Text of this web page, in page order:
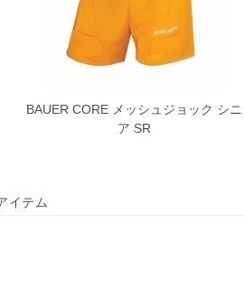
BAUER CORE メッシュジョック シニ
ア SR
イテム